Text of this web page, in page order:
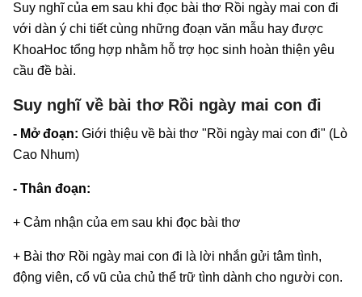
Suy nghĩ của em sau khi đọc bài thơ Rồi ngày mai con đi
với dàn ý chi tiết cùng những đoạn văn mẫu hay được
KhoaHoc tổng hợp nhằm hỗ trợ học sinh hoàn thiện yêu
cầu đề bài.
Suy nghĩ về bài thơ Rồi ngày mai con đi
- Mở đoạn: Giới thiệu về bài thơ "Rồi ngày mai con đi" (Lò
Cao Nhum)
- Thân đoạn:
+ Cảm nhận của em sau khi đọc bài thơ
+ Bài thơ Rồi ngày mai con đi là lời nhắn gửi tâm tình,
động viên, cổ vũ của chủ thể trữ tình dành cho người con.